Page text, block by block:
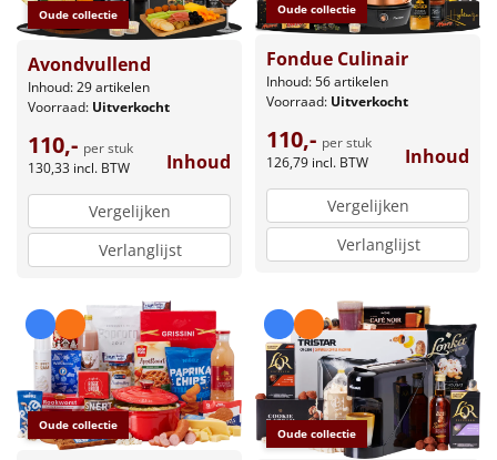
Oude collectie
Avondvullend
Inhoud: 29 artikelen
Voorraad: Uitverkocht
110,- per stuk
130,33 incl. BTW Inhoud
Vergelijken
Verlanglijst
Oude collectie
Fondue Culinair
Inhoud: 56 artikelen
Voorraad: Uitverkocht
110,- per stuk
126,79 incl. BTW Inhoud
Vergelijken
Verlanglijst
Oude collectie
Oude collectie